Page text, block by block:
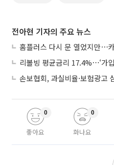
전아현 기자의 주요 뉴스
홈플러스 다시 문 열었지만⋯
좋아요
0
화나요
0